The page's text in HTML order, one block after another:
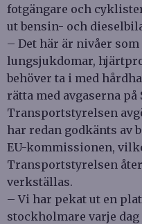
fotgängare och
ut bensin- och
– Det här är nivåer
lungsjukdomar,
behöver ta i med
rätta med avgaserna
Transportstyrelsen
har redan godkänts av
EU-kommissionen,
Transportstyrelsen
verkställas.
– Vi har pekat ut en
stockholmare varje